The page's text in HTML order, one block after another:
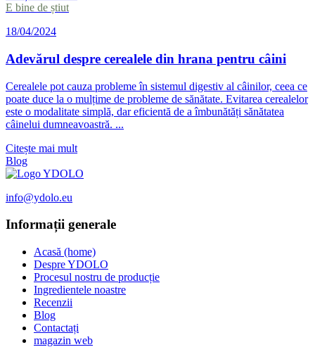
E bine de știut
18/04/2024
Adevărul despre cerealele din hrana pentru câini
Cerealele pot cauza probleme în sistemul digestiv al câinilor, ceea ce
poate duce la o mulțime de probleme de sănătate. Evitarea cerealelor
este o modalitate simplă, dar eficientă de a îmbunătăți sănătatea
câinelui dumneavoastră. ...
Citește mai mult
Blog
info@ydolo.eu
Informații generale
Acasă (home)
Despre YDOLO
Procesul nostru de producție
Ingredientele noastre
Recenzii
Blog
Contactați
magazin web